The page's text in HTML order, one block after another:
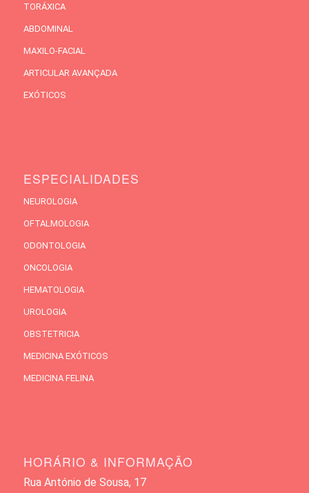
TORÁXICA
ABDOMINAL
MAXILO-FACIAL
ARTICULAR AVANÇADA
EXÓTICOS
ESPECIALIDADES
NEUROLOGIA
OFTALMOLOGIA
ODONTOLOGIA
ONCOLOGIA
HEMATOLOGIA
UROLOGIA
OBSTETRICIA
MEDICINA EXÓTICOS
MEDICINA FELINA
HORÁRIO & INFORMAÇÃO
Rua António de Sousa, 17